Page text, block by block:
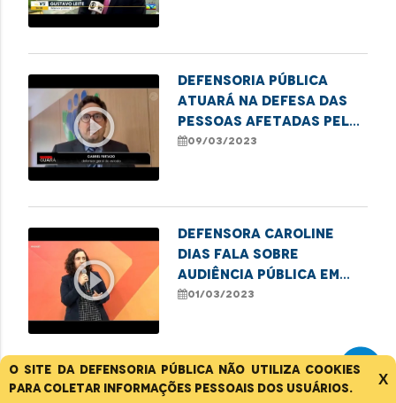
O site da Defensoria Pública não utiliza cookies
para coletar informações pessoais dos usuários.
X
play_circle_outline
Defensoria Pública
atuará na defesa das
pessoas afetadas pelo
incêndio em shopping de
09/03/2023
play_circle_outline
Defensora Caroline
Dias fala sobre
audiência pública em
alusão ao Dia
01/03/2023
Defensor Público